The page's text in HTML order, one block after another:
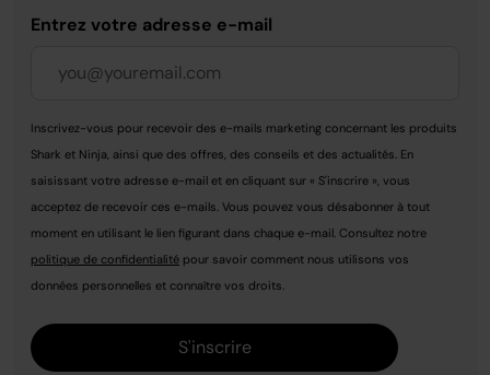
Entrez votre adresse e-mail
Inscrivez-vous pour recevoir des e-mails marketing concernant les produits
Shark et Ninja, ainsi que des offres, des conseils et des actualités. En
saisissant votre adresse e-mail et en cliquant sur « S'inscrire », vous
acceptez de recevoir ces e-mails. Vous pouvez vous désabonner à tout
moment en utilisant le lien figurant dans chaque e-mail. Consultez notre
politique de confidentialité pour savoir comment nous utilisons vos
données personnelles et connaître vos droits.
S'inscrire